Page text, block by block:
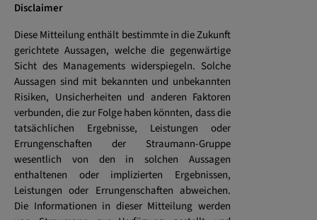
Disclaimer
Diese Mitteilung enthält bestimmte in die Zukunft
gerichtete Aussagen, welche die gegenwärtige
Sicht des Managements widerspiegeln. Solche
Aussagen sind mit bekannten und unbekannten
Risiken, Unsicherheiten und anderen Faktoren
verbunden, die zur Folge haben könnten, dass die
tatsächlichen Ergebnisse, Leistungen oder
Errungenschaften der Straumann-Gruppe
wesentlich von den in solchen Aussagen
enthaltenen oder implizierten Ergebnissen,
Leistungen oder Errungenschaften abweichen.
Die Informationen in dieser Mitteilung werden